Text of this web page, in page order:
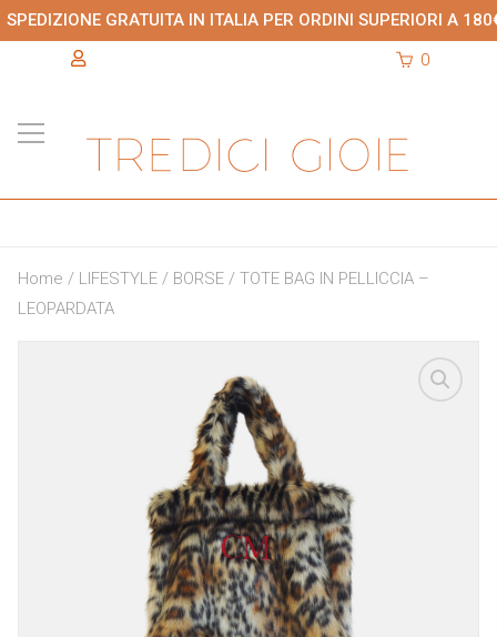
SPEDIZIONE GRATUITA IN ITALIA PER ORDINI SUPERIORI A
0
Home / LIFESTYLE/ BORSE/ TOTE BAG IN PELLICCIA –
LEOPARDATA